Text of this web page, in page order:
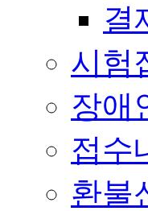
결
시험
장애
접수
환불